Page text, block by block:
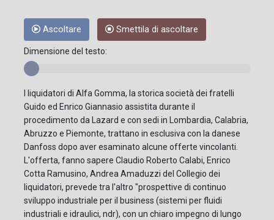
Ascoltare Smettila di ascoltare
Dimensione del testo:
I liquidatori di Alfa Gomma, la storica società dei fratelli
Guido ed Enrico Giannasio assistita durante il
procedimento da Lazard e con sedi in Lombardia, Calabria,
Abruzzo e Piemonte, trattano in esclusiva con la danese
Danfoss dopo aver esaminato alcune offerte vincolanti.
L'offerta, fanno sapere Claudio Roberto Calabi, Enrico
Cotta Ramusino, Andrea Amaduzzi del Collegio dei
liquidatori, prevede tra l'altro "prospettive di continuo
sviluppo industriale per il business (sistemi per fluidi
industriali e idraulici, ndr), con un chiaro impegno di lungo